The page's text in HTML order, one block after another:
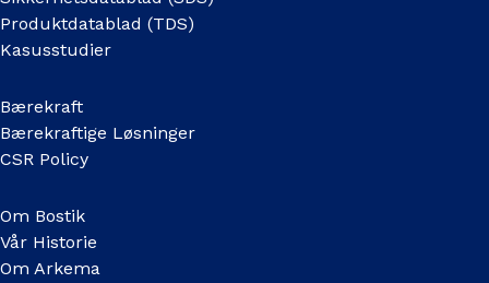
Produktdatablad (TDS)
Kasusstudier
Bærekraft
Bærekraftige Løsninger
CSR Policy
Om Bostik
Vår Historie
Om Arkema